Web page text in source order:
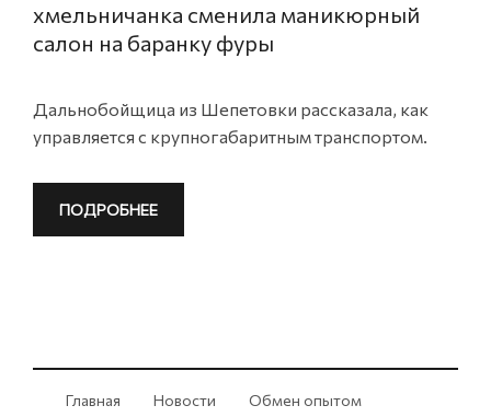
хмельничанка сменила маникюрный
салон на баранку фуры
Дальнобойщица из Шепетовки рассказала, как
управляется с крупногабаритным транспортом.
ПОДРОБНЕЕ
Главная Новости Обмен опытом